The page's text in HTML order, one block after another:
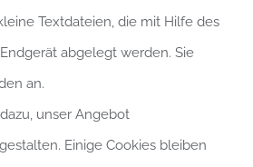
Textdateien, die mit Hilfe des
abgelegt werden. Sie
an.
unser Angebot
Einige Cookies bleiben